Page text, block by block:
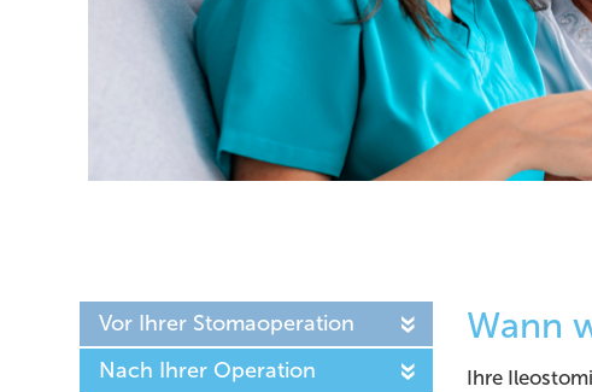
Vor Ihrer Stomaoperation
Nach Ihrer Operation
Wann
Ihre